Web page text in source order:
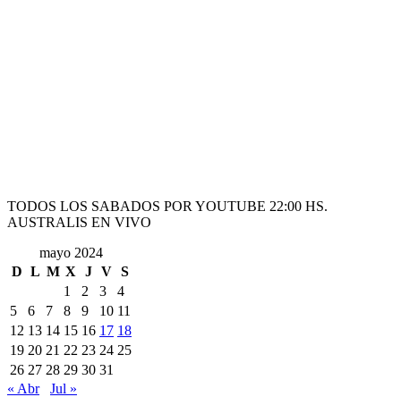
TODOS LOS SABADOS POR YOUTUBE 22:00 HS.
AUSTRALIS EN VIVO
mayo 2024
D L M X J V S
1
2 3
4
5
6 7 8 9 10 11
12 13 14 15 16 17 18
19 20 21 22 23 24 25
26 27 28 29 30 31
« Abr
Jul »